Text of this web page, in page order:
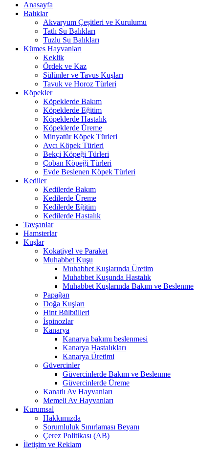
Anasayfa
Balıklar
Akvaryum Çeşitleri ve Kurulumu
Tatlı Su Balıkları
Tuzlu Su Balıkları
Kümes Hayvanları
Keklik
Ördek ve Kaz
Sülünler ve Tavus Kuşları
Tavuk ve Horoz Türleri
Köpekler
Köpeklerde Bakım
Köpeklerde Eğitim
Köpeklerde Hastalık
Köpeklerde Üreme
Minyatür Köpek Türleri
Avcı Köpek Türleri
Bekçi Köpeği Türleri
Çoban Köpeği Türleri
Evde Beslenen Köpek Türleri
Kediler
Kedilerde Bakım
Kedilerde Üreme
Kedilerde Eğitim
Kedilerde Hastalık
Tavşanlar
Hamsterlar
Kuşlar
Kokatiyel ve Paraket
Muhabbet Kuşu
Muhabbet Kuşlarında Üretim
Muhabbet Kuşunda Hastalık
Muhabbet Kuşlarında Bakım ve Beslenme
Papağan
Doğa Kuşları
Hint Bülbülleri
İspinozlar
Kanarya
Kanarya bakımı beslenmesi
Kanarya Hastalıkları
Kanarya Üretimi
Güvercinler
Güvercinlerde Bakım ve Beslenme
Güvercinlerde Üreme
Kanatlı Av Hayvanları
Memeli Av Hayvanları
Kurumsal
Hakkımızda
Sorumluluk Sınırlaması Beyanı
Çerez Politikası (AB)
İletişim ve Reklam